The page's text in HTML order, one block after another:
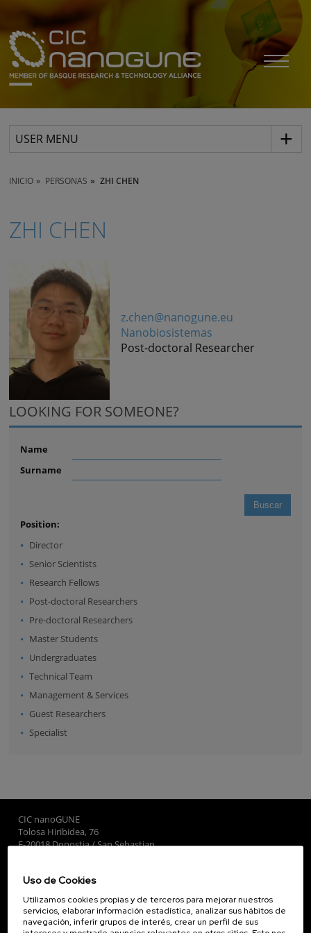
USER MENU
INICIO PERSONAS ZHI CHEN
ZHI CHEN
z.chen@nanogune.eu
Nanobiosistemas
Post-doctoral Researcher
LOOKING FOR SOMEONE?
Name
Surname
Position:
Director
Senior Scientists
Research Fellows
Post-doctoral Researchers
Pre-doctoral Researchers
Master Students
Undergraduates
Technical Team
Management & Services
Guest Researchers
Specialist
CIC nanoGUNE
Tolosa Hiribidea, 76
E-20018 Donostia / San Sebastian
Subscribe to our Newsletter
nanoGUNE
Uso de Cookies
Utilizamos cookies propias y de terceros para mejorar nuestros
servicios, elaborar información estadística, analizar sus hábitos de
navegación, inferir grupos de interés, crear un perfil de sus